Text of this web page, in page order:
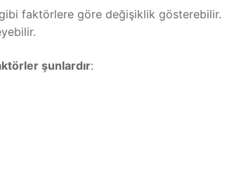
gibi faktörlere göre değişiklik gösterebilir.
şunlardır: